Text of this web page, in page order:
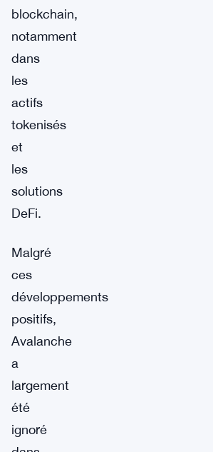
blockchain,
notamment
dans
les
actifs
tokenisés
et
les
solutions
DeFi.
Malgré
ces
développements
positifs,
Avalanche
a
largement
été
ignoré